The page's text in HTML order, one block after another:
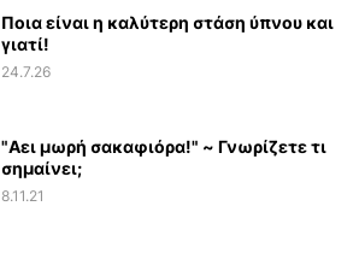
Ποια είναι η καλύτερη στάση ύπνου και
γιατί!
24.7.26
"Αει μωρή σακαφιόρα!" ~ Γνωρίζετε τι
σημαίνει;
8.11.21